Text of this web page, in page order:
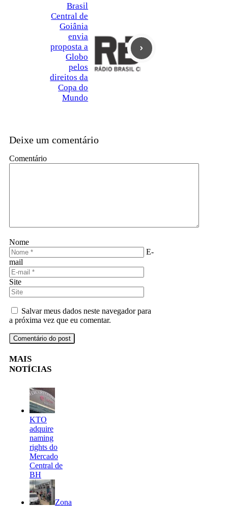
Brasil
Central de
Goiânia
envia
proposta a
Globo
pelos
direitos da
Copa do
Mundo
Deixe um comentário
Comentário
Nome
E-
mail
Site
Salvar meus dados neste navegador para
a próxima vez que eu comentar.
MAIS
NOTÍCIAS
KTO
adquire
naming
rights do
Mercado
Central de
BH
Zona